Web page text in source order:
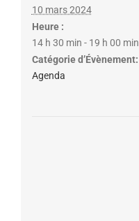
10 mars 2024
Heure :
14 h 30 min - 19 h 00 min
Catégorie d’Évènement:
Agenda